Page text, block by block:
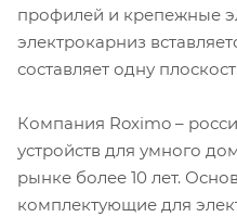
профилей и крепежные
электрокарниз
составляет одну
Компания Roximo –
устройств для умного
рынке более 10 лет.
комплектующие для